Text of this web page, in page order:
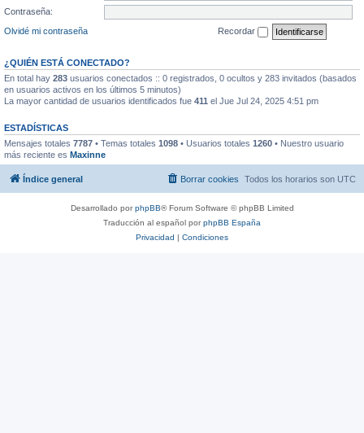
Contraseña:
Olvidé mi contraseña
Recordar
¿QUIÉN ESTÁ CONECTADO?
En total hay 283 usuarios conectados :: 0 registrados, 0 ocultos y 283 invitados (basados
en usuarios activos en los últimos 5 minutos)
La mayor cantidad de usuarios identificados fue 411 el Jue Jul 24, 2025 4:51 pm
ESTADÍSTICAS
Mensajes totales 7787 • Temas totales 1098 • Usuarios totales 1260 • Nuestro usuario
más reciente es Maxinne
Índice general Todos los horarios son UTC
Borrar cookies
Desarrollado porphpBB® Forum Software © phpBB Limited
Traducción al español porphpBB España
Privacidad | Condiciones